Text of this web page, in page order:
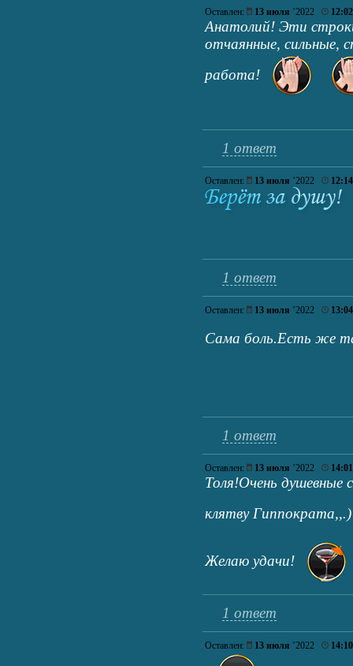
Оставлен: 13 июля ’2022 12:02
Анатолий! Эти
отчаянные, сильные,
работа!
1 ответ
Оставлен: 13 июля ’2022 12:14
1 ответ
Оставлен: 13 июля ’2022 13:04
Сама боль.Есть же
1 ответ
Оставлен: 13 июля ’2022 14:01
Толя!Очень душевные
клятву
Желаю удачи!
1 ответ
Оставлен: 13 июля ’2022 14:10